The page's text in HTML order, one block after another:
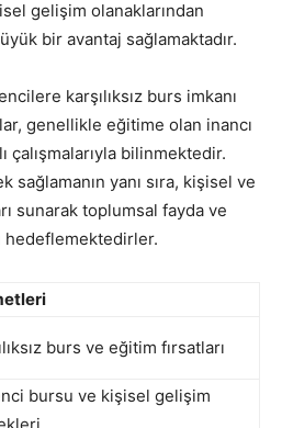
gelişim olanaklarından
bir avantaj sağlamaktadır.
karşılıksız burs imkanı
genellikle eğitime olan inancı
çalışmalarıyla bilinmektedir.
sağlamanın yanı sıra, kişisel ve
sunarak toplumsal fayda ve
hedeflemektedirler.
burs ve eğitim fırsatları
bursu ve kişisel gelişim